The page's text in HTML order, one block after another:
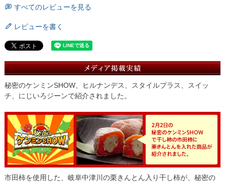
すべてのレビューを見る
レビューを書く
秘密のケンミンSHOW、ヒルナンデス、スタイルプラス、スイッ
チ、にじいろジーンで紹介されました。
市田柿を使用した、岐阜中津川の栗きんとん入り干し柿が、秘密の